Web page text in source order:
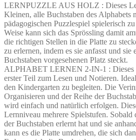
LERNPUZZLE AUS HOLZ : Dieses
Kleinen, alle Buchstaben des Alphabets
pädagogischen Puzzlespiel spielerisch
Weise kann sich das Sprössling damit
die richtigen Stellen in die Platte zu
zu erlernen, indem es sie anfasst und
Buchstaben vorgesehenen Platz steckt.
ALPHABET LERNEN 2-IN-1 : Dieses
erster Teil zum Lesen und Notieren.
den Kindergarten zu begleiten. Die
Organisieren und der Reihe der
wird einfach und natürlich erfolgen.
Lernniveau mehrere Spielstufen. Sobald
der Buchstaben erlernt hat und sie
kann es die Platte umdrehen, die sich